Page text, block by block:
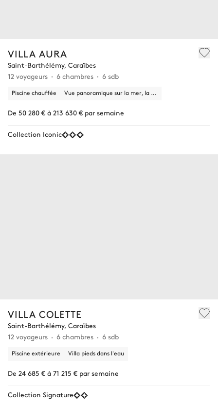
VILLA AURA
Saint-Barthélémy, Caraïbes
12 voyageurs
6 chambres 6 sdb
Piscine chauffée Vue panoramique sur la mer, la nature
De 50 280 € à 213 630 € par semaine
Collection Iconic
VILLA COLETTE
Saint-Barthélémy, Caraïbes
12 voyageurs
6 chambres 6 sdb
Piscine extérieure Villa pieds dans l'eau
De 24 685 € à 71 215 € par semaine
Collection Signature